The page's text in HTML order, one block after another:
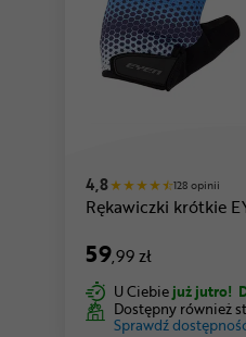
4,8 128 opinii
Rękawiczki krótkie
59,99 zł
U Ciebie już jutro!
Dostępny również
Sprawdź